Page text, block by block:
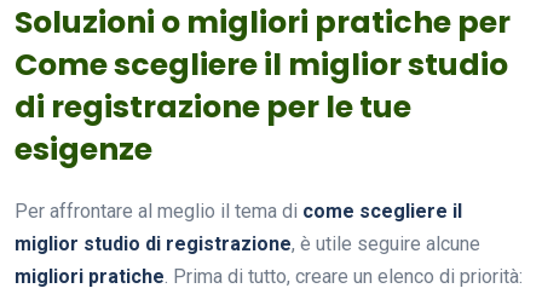
Soluzioni o migliori pratiche per
Come scegliere il miglior studio
di registrazione per le tue
esigenze
Per affrontare al meglio il tema di come scegliere il
miglior studio di registrazione, è utile seguire alcune
migliori pratiche. Prima di tutto, creare un elenco di priorità: